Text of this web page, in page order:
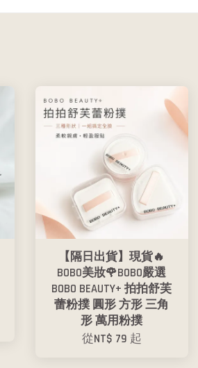
【隔日出貨】現貨🔥
BOBO美妝🌹BOBO嚴選
BOBO BEAUTY+ 拍拍舒芙
蕾粉撲 圓形 方形 三角
形 萬用粉撲
從NT$ 79 起